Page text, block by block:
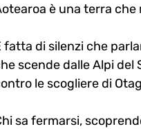
è una terra
fatta di silenzi che
scende dalle Alpi del
le scogliere di
sa fermarsi,